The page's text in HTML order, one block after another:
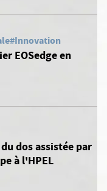
#Innovation
EOSedge en
dos assistée par
à l'HPEL